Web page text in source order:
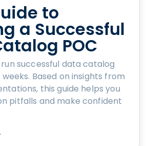
to
a Successful
POC
successful data catalog
weeks. Based on insights from
this guide helps you
pitfalls and make confident